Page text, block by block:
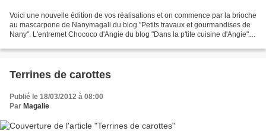
Voici une nouvelle édition de vos réalisations et on commence par la brioche
au mascarpone de Nanymagali du blog "Petits travaux et gourmandises de
Nany". L'entremet Chococo d'Angie du blog "Dans la p'tite cuisine d'Angie"
Terrines de carottes
Publié le 18/03/2012 à 08:00
Par Magalie